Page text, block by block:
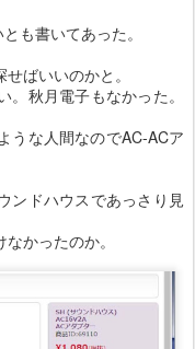
も書いてあった。
ばいいのかと。
秋月電子もなかった。
うな人間なのでAC-ACア
ンドハウスであっさり見
かったのか。